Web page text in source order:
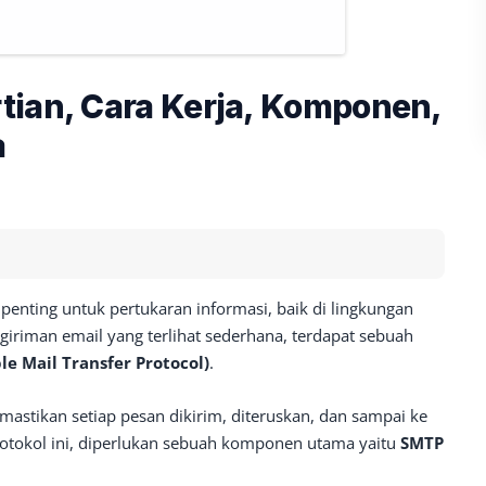
Cara Kerja, Komponen,
untuk pertukaran informasi, baik di lingkungan
email yang terlihat sederhana, terdapat sebuah
Mail Transfer Protocol).
setiap pesan dikirim, diteruskan, dan sampai ke
ini, diperlukan sebuah komponen utama yaitu SMTP